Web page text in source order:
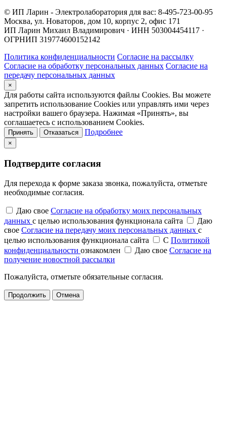
© ИП Ларин - Электролаборатория для вас: 8-495-723-00-95
Москва, ул. Новаторов, дом 10, корпус 2, офис 171
ИП Ларин Михаил Владимирович · ИНН 503004454117 ·
ОГРНИП 319774600152142
Политика конфиденциальности Согласие на рассылку
Согласие на обработку персональных данных Согласие на
передачу персональных данных
×
Для работы сайта используются файлы Cookies. Вы можете
запретить использование Cookies или управлять ими через
настройки вашего браузера. Нажимая «Принять», вы
соглашаетесь с использованием Cookies.
Принять Отказаться Подробнее
×
Подтвердите согласия
Для перехода к форме заказа звонка, пожалуйста, отметьте
необходимые согласия.
Даю свое Согласие на обработку моих персональных
данных с целью использования функционала сайта
Даю
свое Согласие на передачу моих персональных данных с
целью использования функционала сайта
С Политикой
конфиденциальности ознакомлен Даю свое Согласие на
получение новостной рассылки
Пожалуйста, отметьте обязательные согласия.
Продолжить Отмена